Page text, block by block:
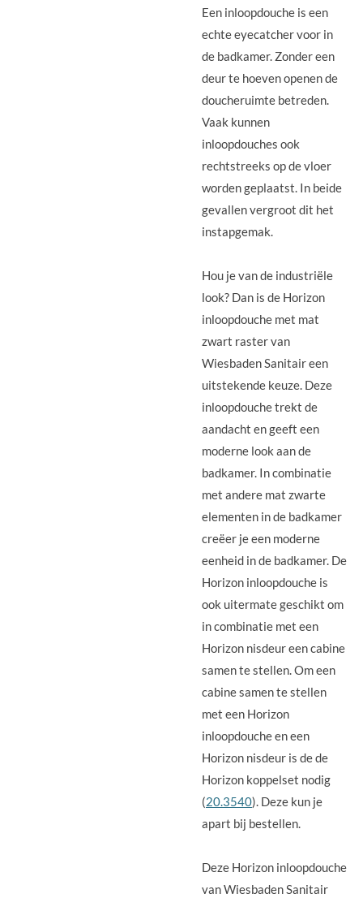
Een inloopdouche is een
echte eyecatcher voor in
de badkamer. Zonder een
deur te hoeven openen de
doucheruimte betreden.
Vaak kunnen
inloopdouches ook
rechtstreeks op de vloer
worden geplaatst. In beide
gevallen vergroot dit het
instapgemak.
Hou je van de industriële
look? Dan is de Horizon
inloopdouche met mat
zwart raster van
Wiesbaden Sanitair een
uitstekende keuze. Deze
inloopdouche trekt de
aandacht en geeft een
moderne look aan de
badkamer. In combinatie
met andere mat zwarte
elementen in de badkamer
creëer je een moderne
eenheid in de badkamer. De
Horizon inloopdouche is
ook uitermate geschikt om
in combinatie met een
Horizon nisdeur een cabine
samen te stellen. Om een
cabine samen te stellen
met een Horizon
inloopdouche en een
Horizon nisdeur is de de
Horizon koppelset nodig
(20.3540). Deze kun je
apart bij bestellen.
Deze Horizon inloopdouche
van Wiesbaden Sanitair